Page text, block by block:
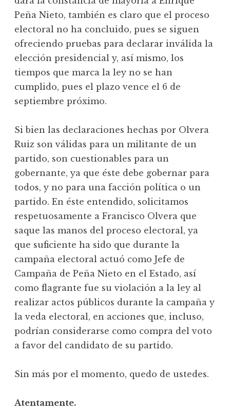
Peña Nieto, también es claro que el proceso
electoral no ha concluido, pues se siguen
ofreciendo pruebas para declarar inválida la
elección presidencial y, así mismo, los
tiempos que marca la ley no se han
cumplido, pues el plazo vence el 6 de
septiembre próximo.
Si bien las declaraciones hechas por Olvera
Ruiz son válidas para un militante de un
partido, son cuestionables para un
gobernante, ya que éste debe gobernar para
todos, y no para una facción política o un
partido. En éste entendido, solicitamos
respetuosamente a Francisco Olvera que
saque las manos del proceso electoral, ya
que suficiente ha sido que durante la
campaña electoral actuó como Jefe de
Campaña de Peña Nieto en el Estado, así
como flagrante fue su violación a la ley al
realizar actos públicos durante la campaña y
la veda electoral, en acciones que, incluso,
podrían considerarse como compra del voto
a favor del candidato de su partido.
Sin más por el momento, quedo de ustedes.
Atentamente.